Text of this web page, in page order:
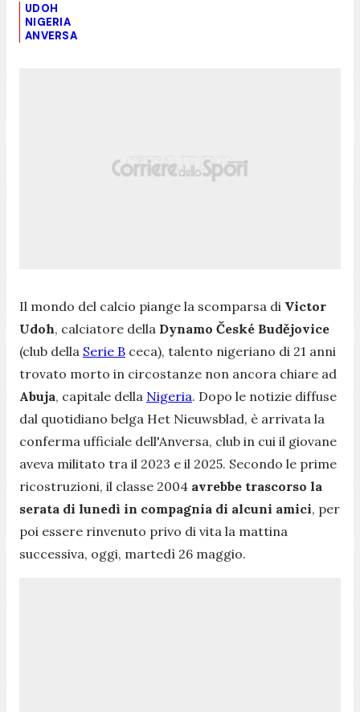
UDOH
NIGERIA
ANVERSA
Il mondo del calcio piange la scomparsa di Victor
Udoh, calciatore della Dynamo České Budějovice
(club della Serie B ceca), talento nigeriano di 21 anni
trovato morto in circostanze non ancora chiare ad
Abuja, capitale della Nigeria. Dopo le notizie diffuse
dal quotidiano belga Het Nieuwsblad, è arrivata la
conferma ufficiale dell'Anversa, club in cui il giovane
aveva militato tra il 2023 e il 2025. Secondo le prime
ricostruzioni, il classe 2004 avrebbe trascorso la
serata di lunedì in compagnia di alcuni amici, per
poi essere rinvenuto privo di vita la mattina
successiva, oggi, martedì 26 maggio.